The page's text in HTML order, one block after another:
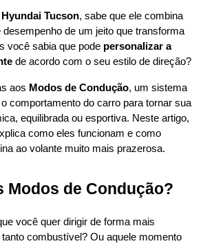
Hyundai Tucson, sabe que ele combina
de um jeito que transforma
você sabia que pode personalizar a
de acordo com o seu estilo de direção?
aos Modos de Condução, um sistema
comportamento do carro para tornar sua
equilibrada ou esportiva. Neste artigo,
como eles funcionam e como
ao volante muito mais prazerosa.
Modos de Condução?
você quer dirigir de forma mais
combustível? Ou aquele momento